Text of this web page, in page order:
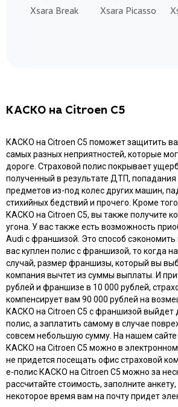
Xsara Break
Xsara Picasso
КАСКО на Citroen C5
КАСКО на Citroen C5 поможет защитить
самых разных неприятностей, которые
дороге. Страховой полис покрывает
полученный в результате ДТП,
предметов из-под колес других машин,
стихийных бедствий и прочего. Кроме
КАСКО на Citroen C5, вы также получите
угона. У вас также есть возможность
Audi с франшизой. Это способ сэкономить
вас куплен полис с франшизой, то когда
случай, размер франшизы, который вы
компания вычтет из суммы выплаты. И
рублей и франшизе в 10 000 рублей,
компенсирует вам 90 000 рублей на
КАСКО на Citroen C5 с франшизой выйдет
полис, а заплатить самому в случае
совсем небольшую сумму. На нашем
КАСКО на Citroen C5 можно в
не придется посещать офис страховой
e-полис КАСКО на Citroen C5 можно за
рассчитайте стоимость, заполните
некоторое время вам на почту придет